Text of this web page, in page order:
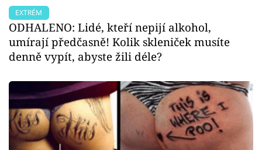
EXTRÉM
ODHALENO: Lidé, kteří nepijí alkohol,
umírají předčasně! Kolik skleniček musíte
denně vypít, abyste žili déle?